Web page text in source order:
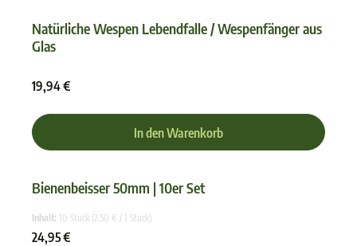
Natürliche Wespen Lebendfalle / Wespenfänger aus
Glas
19,94 €
In den Warenkorb
Bienenbeisser 50mm | 10er Set
Inhalt: 10 Stück (2,50 € / 1 Stück)
24,95 €